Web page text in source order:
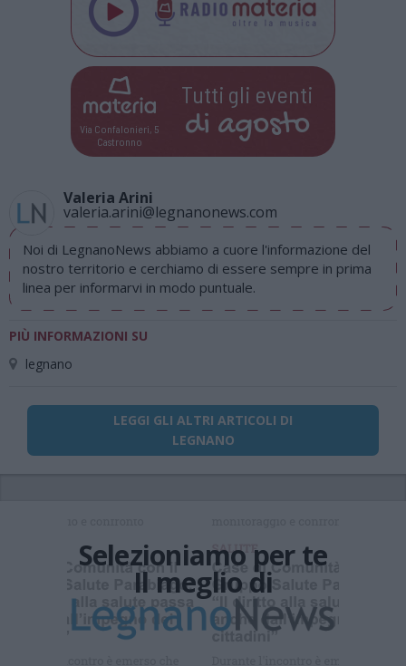
Via Confalonieri, 5
Castronno
Tutti gli eventi
di agosto
Valeria Arini
valeria.arini@legnanonews.com
Noi di LegnanoNews abbiamo a cuore l'informazione del
nostro territorio e cerchiamo di essere sempre in prima
linea per informarvi in modo puntuale.
PIÙ INFORMAZIONI SU
legnano
LEGGI GLI ALTRI ARTICOLI DI
LEGNANO
Selezioniamo per te
Il meglio di